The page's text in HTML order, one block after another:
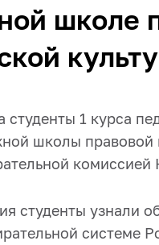
школе
студенты 1 курса
школы правовой
комиссией
студенты узнали
системе